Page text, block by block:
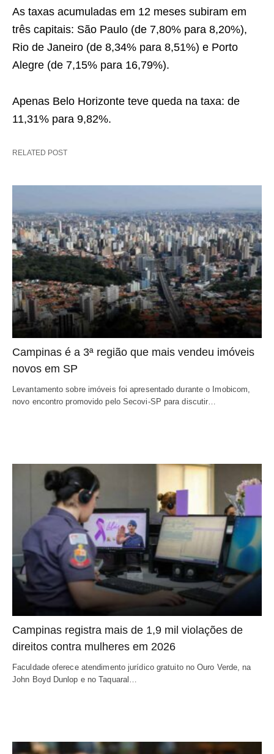
As taxas acumuladas em 12 meses subiram em
três capitais: São Paulo (de 7,80% para 8,20%),
Rio de Janeiro (de 8,34% para 8,51%) e Porto
Alegre (de 7,15% para 16,79%).
Apenas Belo Horizonte teve queda na taxa: de
11,31% para 9,82%.
RELATED POST
Campinas é a 3ª região que mais vendeu imóveis
novos em SP
Levantamento sobre imóveis foi apresentado durante o Imobicom,
novo encontro promovido pelo Secovi-SP para discutir…
Campinas registra mais de 1,9 mil violações de
direitos contra mulheres em 2026
Faculdade oferece atendimento jurídico gratuito no Ouro Verde, na
John Boyd Dunlop e no Taquaral…